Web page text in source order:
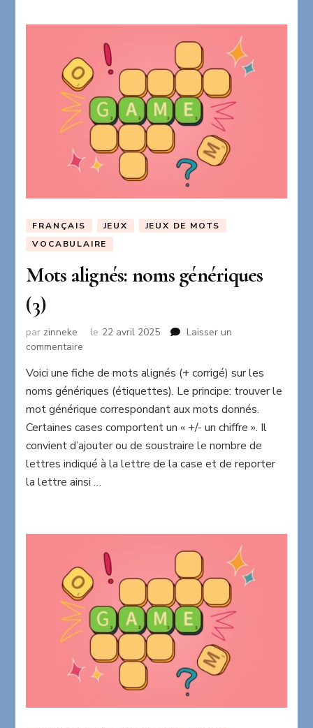
FRANÇAIS JEUX
JEUX DE MOTS
VOCABULAIRE
Mots alignés: noms génériques
(3)
par zinneke le 22 avril 2025
Laisser un
commentaire
alignés:
noms
génériques
(3)
Voici une fiche de mots alignés (+ corrigé) sur les
noms génériques (étiquettes). Le principe: trouver le
mot générique correspondant aux mots donnés.
Certaines cases comportent un « +/- un chiffre ». Il
convient d’ajouter ou de soustraire le nombre de
lettres indiqué à la lettre de la case et de reporter
la lettre ainsi …